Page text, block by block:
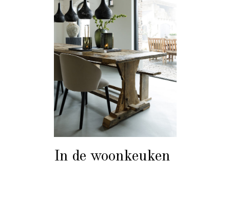
In de woonkeuken